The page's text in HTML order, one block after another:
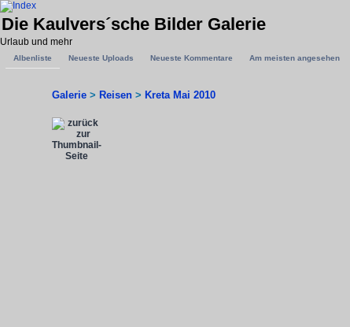
Die Kaulvers´sche Bilder Galerie
Urlaub und mehr
Albenliste Neueste Uploads Neueste Kommentare Am meisten angesehen
Galerie > Reisen > Kreta Mai 2010